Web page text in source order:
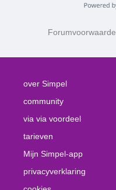
over Simpel
community
via via voordeel
tarieven
Mijn Simpel-app
privacyverklaring